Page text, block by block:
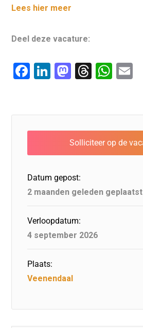
Lees hier meer
Deel deze vacature:
F
e
b
o
o
k
Li
e
dI
n
M
o
d
o
n
T
a
d
s
W
s
A
p
l
Datum gepost:
2 maanden geleden geplaatst
Verloopdatum:
4 september 2026
Plaats:
Veenendaal